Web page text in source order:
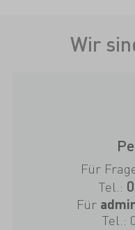
Wir
Für
Tel.:
Für
Tel.: